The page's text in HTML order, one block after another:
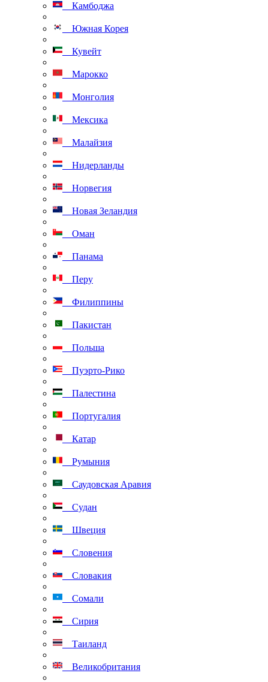
Камбоджа
Южная Корея
Кувейт
Марокко
Монголия
Мексика
Малайзия
Нидерланды
Норвегия
Новая Зеландия
Оман
Панама
Перу
Филиппины
Пакистан
Польша
Пуэрто-Рико
Палестина
Португалия
Катар
Румыния
Саудовская Аравия
Судан
Швеция
Словения
Словакия
Сомали
Сирия
Таиланд
Великобритания